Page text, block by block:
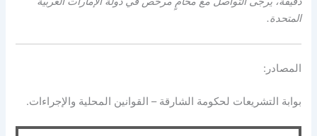
المتحدة.
المصادر:
بوابة التشريعات لحكومة الشارقة – القوانين المحلية والإجراءات.